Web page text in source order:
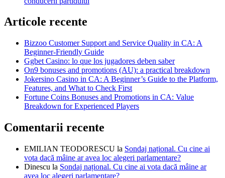
Articole recente
Bizzoo Customer Support and Service Quality in CA: A
Beginner-Friendly Guide
Ggbet Casino: lo que los jugadores deben saber
On9 bonuses and promotions (AU): a practical breakdown
Jokersino Casino in CA: A Beginner’s Guide to the Platform,
Features, and What to Check First
Fortune Coins Bonuses and Promotions in CA: Value
Breakdown for Experienced Players
Comentarii recente
EMILIAN TEODORESCU la Sondaj național. Cu cine ai
vota dacă mâine ar avea loc alegeri parlamentare?
Dinescu la Sondaj național. Cu cine ai vota dacă mâine ar
avea loc alegeri parlamentare?